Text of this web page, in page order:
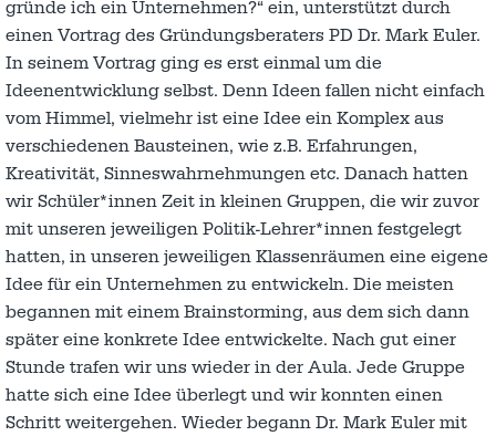
gründe ich ein Unternehmen?“ ein, unterstützt durch
einen Vortrag des Gründungsberaters PD Dr. Mark Euler.
In seinem Vortrag ging es erst einmal um die
Ideenentwicklung selbst. Denn Ideen fallen nicht einfach
vom Himmel, vielmehr ist eine Idee ein Komplex aus
verschiedenen Bausteinen, wie z.B. Erfahrungen,
Kreativität, Sinneswahrnehmungen etc. Danach hatten
wir Schüler*innen Zeit in kleinen Gruppen, die wir zuvor
mit unseren jeweiligen Politik-Lehrer*innen festgelegt
hatten, in unseren jeweiligen Klassenräumen eine eigene
Idee für ein Unternehmen zu entwickeln. Die meisten
begannen mit einem Brainstorming, aus dem sich dann
später eine konkrete Idee entwickelte. Nach gut einer
Stunde trafen wir uns wieder in der Aula. Jede Gruppe
hatte sich eine Idee überlegt und wir konnten einen
Schritt weitergehen. Wieder begann Dr. Mark Euler mit